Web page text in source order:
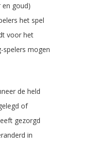
en goud)
het spel
voor het
spelers mogen
de held
of
gezorgd
in